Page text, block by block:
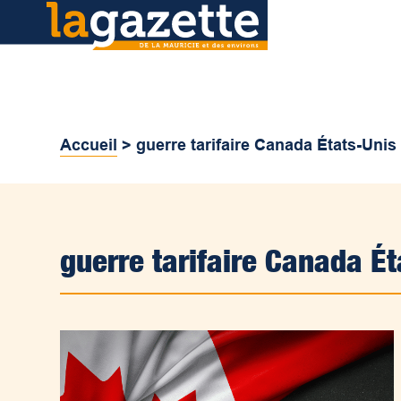
Accueil >guerre tarifaire Canada États-Unis
guerre tarifaire Canada